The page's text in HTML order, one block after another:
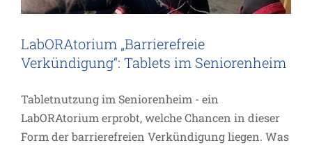
LabORAtorium „Barrierefreie
Verkündigung“: Tablets im Seniorenheim
Tabletnutzung im Seniorenheim - ein
LabORAtorium erprobt, welche Chancen in dieser
Form der barrierefreien Verkündigung liegen. Was